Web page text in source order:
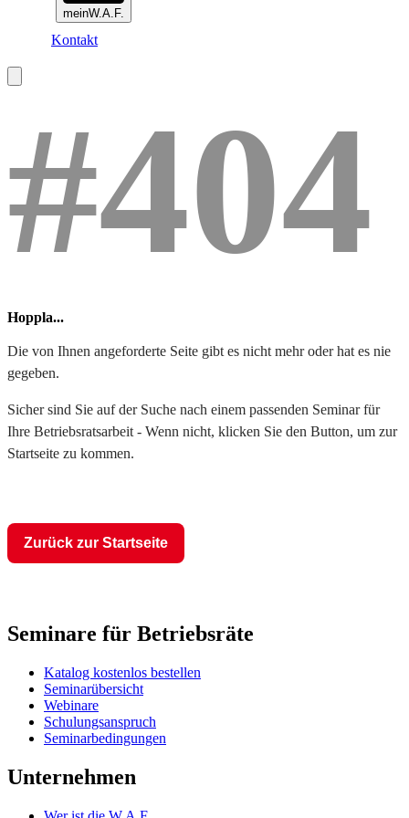
meinW.A.F.
Kontakt
#404
Hoppla...
Die von Ihnen angeforderte Seite gibt es nicht mehr oder hat es nie
gegeben.
Sicher sind Sie auf der Suche nach einem passenden Seminar für
Ihre Betriebsratsarbeit - Wenn nicht, klicken Sie den Button, um zur
Startseite zu kommen.
Zurück zur Startseite
Seminare für Betriebsräte
Katalog kostenlos bestellen
Seminarübersicht
Webinare
Schulungsanspruch
Seminarbedingungen
Unternehmen